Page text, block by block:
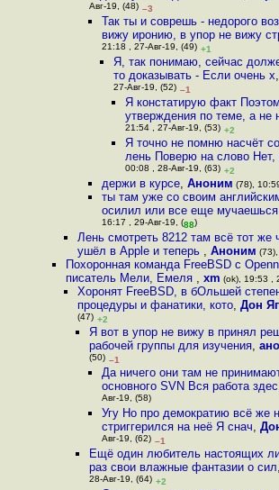
Авг-19, (48) –3
Так ты и соврешь - недорого
вижу иронию, в упор не вижу
21:18 , 27-Авг-19, (49) +1
Я, так понимаю, сейчас
то доказывать - Если очень х,
27-Авг-19, (52) –1
Я констатирую факт
утверждения по теме, а не
21:54 , 27-Авг-19, (53) +2
Я точно не помню насчёт
лень Поверю на слово Нет,
00:08 , 28-Авг-19, (63) +2
держи в курсе, Аноним (78),
ты там уже со своим
осилил или все еще
16:17 , 29-Авг-19, (88)
Лень смотреть 8212 там всё тот же
ушёл в Apple и теперь , Аноним
Похоронная команда FreeBSD с
писатель Мели, Емеля , xm (ok), 19:53 ,
Хоронят FreeBSD, в бОльшей
процедуры и фанатики, кото, Дон
(47) +2
Я вот в упор не вижу в принял
рабочей группы для изучения,
(50) –1
Да ничего они там не
основного SVN Вся работа здес
Авг-19, (58)
Угу Но про демократию всё же
стриггерился на неё Я снач,
Авг-19, (62) –1
Ещё один любитель настоящих
раз свои влажные фантазии о сил
28-Авг-19, (64) +2